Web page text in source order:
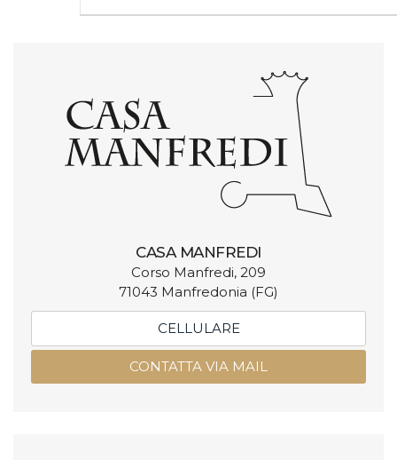
CASA MANFREDI
Corso Manfredi, 209
71043 Manfredonia (FG)
CELLULARE
CONTATTA VIA MAIL